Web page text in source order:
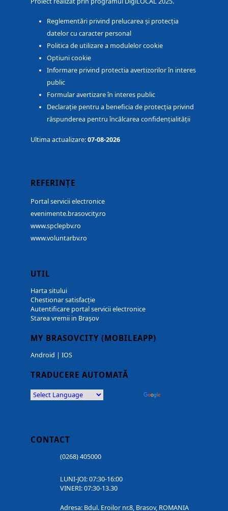
Reglementări privind prelucarea și protecția
datelor cu caracter personal
Politica de utilizare a modulelor cookie
Optiuni cookie
Informare privind protectia avertizorilor în interes
public
Formular avertizare în interes public
Declarație pentru a beneficia de protecția privind
răspunderea pentru încălcarea confidențialității
Ultima actualizare:07-08-2026
REFERINȚE
Portal servicii electronice
evenimente.brasovcity.ro
www.spclepbv.ro
www.voluntarbv.ro
UTIL
Harta sitului
Chestionar satisfacție
Autentificare portal servicii electronice
Starea vremii in Brașov
MY BRASOVCITY (MOBILEAPP)
Android | IOS
TRADUCERE AUTOMATĂ
CONTACT
(0268) 405000
LUNI-JOI: 07:30-16:00
VINERI: 07:30-13.30
Adresa: Bdul. Eroilor nr.8, Brasov, ROMANIA